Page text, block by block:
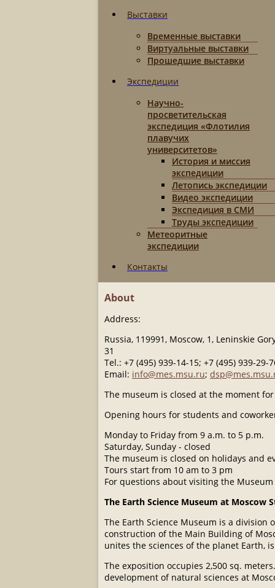
Выставки
Временные выставки
Виртуальные выставки
Прошедшие выставки
Экспедиции
Научно-
просветительская
экспедиция «Флотилия
плавучих
университетов»
История и миссия
экспедиции
Летопись экспедиции
Видео экспедиции
Экспедиция в СМИ
Труды экспедиции
Метеоритные
экспедиции
Контакты
About
Address:
Russia, 119991, Moscow, 1, Leninskie
31
Tel.: +7 (495) 939-14-15; +7 (495) 939-29-
Email: info@mes.msu.ru;
The museum is closed at the moment
Opening hours for students and
Monday to Friday from 9 a.m. to 5 p.m.
Saturday, Sunday - closed
The museum is closed on holidays and
Tours start from 10 am to 3 pm
For questions about visiting the
The Earth Science Museum at Moscow
The Earth Science Museum is a division
construction of the Main Building of
unites the sciences of the planet Earth,
The exposition occupies 2,500 sq.
development of natural sciences at